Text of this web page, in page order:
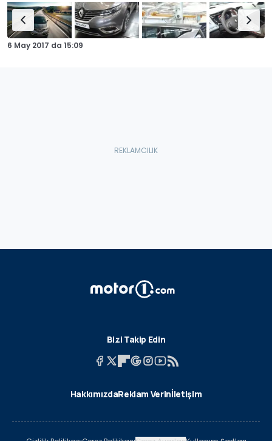
6 May 2017 da 15:09
Bizi Takip Edin
HakkımızdaReklam Verinİletişim